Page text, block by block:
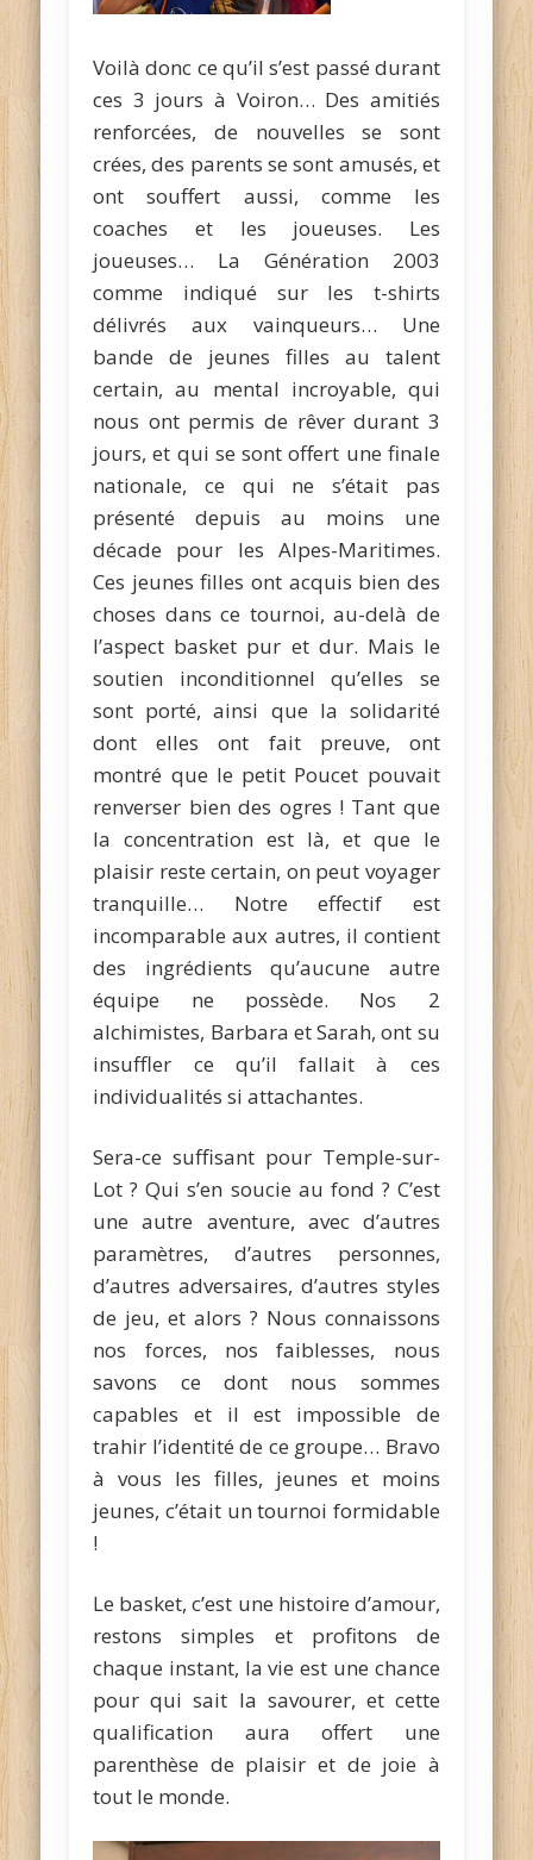
Voilà donc ce qu’il s’est passé durant
ces 3 jours à Voiron… Des amitiés
renforcées, de nouvelles se sont
crées, des parents se sont amusés, et
ont souffert aussi, comme les
coaches et les joueuses. Les
joueuses… La Génération 2003
comme indiqué sur les t-shirts
délivrés aux vainqueurs… Une
bande de jeunes filles au talent
certain, au mental incroyable, qui
nous ont permis de rêver durant 3
jours, et qui se sont offert une finale
nationale, ce qui ne s’était pas
présenté depuis au moins une
décade pour les Alpes-Maritimes.
Ces jeunes filles ont acquis bien des
choses dans ce tournoi, au-delà de
l’aspect basket pur et dur. Mais le
soutien inconditionnel qu’elles se
sont porté, ainsi que la solidarité
dont elles ont fait preuve, ont
montré que le petit Poucet pouvait
renverser bien des ogres ! Tant que
la concentration est là, et que le
plaisir reste certain, on peut voyager
tranquille… Notre effectif est
incomparable aux autres, il contient
des ingrédients qu’aucune autre
équipe ne possède. Nos 2
alchimistes, Barbara et Sarah, ont su
insuffler ce qu’il fallait à ces
individualités si attachantes.
Sera-ce suffisant pour Temple-sur-
Lot ? Qui s’en soucie au fond ? C’est
une autre aventure, avec d’autres
paramètres, d’autres personnes,
d’autres adversaires, d’autres styles
de jeu, et alors ? Nous connaissons
nos forces, nos faiblesses, nous
savons ce dont nous sommes
capables et il est impossible de
trahir l’identité de ce groupe… Bravo
à vous les filles, jeunes et moins
jeunes, c’était un tournoi formidable
!
Le basket, c’est une histoire d’amour,
restons simples et profitons de
chaque instant, la vie est une chance
pour qui sait la savourer, et cette
qualification aura offert une
parenthèse de plaisir et de joie à
tout le monde.